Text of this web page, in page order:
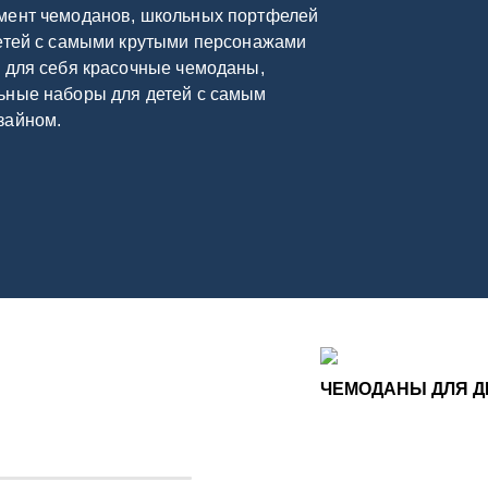
чемоданов, школьных портфелей
с самыми крутыми персонажами
для себя красочные чемоданы,
наборы для детей с самым
ЧЕМОДАНЫ ДЛЯ